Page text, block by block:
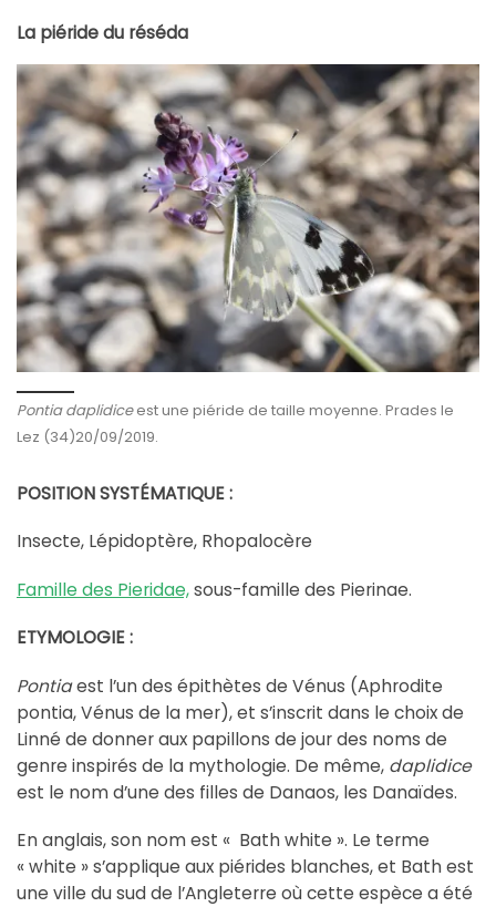
La piéride du réséda
Pontia daplidiceest une piéride de taille moyenne. Prades le
Lez (34)20/09/2019.
POSITION SYSTÉMATIQUE :
Insecte, Lépidoptère, Rhopalocère
Famille des Pieridae,sous-famille des Pierinae.
ETYMOLOGIE :
Pontiaest l’un des épithètes de Vénus (Aphrodite
pontia, Vénus de la mer), et s’inscrit dans le choix de
Linné de donner aux papillons de jour des noms de
genre inspirés de la mythologie. De même, daplidice
est le nom d’une des filles de Danaos, les Danaïdes.
En anglais, son nom est « Bath white ». Le terme
« white » s’applique aux piérides blanches, et Bath est
une ville du sud de l’Angleterre où cette espèce a été